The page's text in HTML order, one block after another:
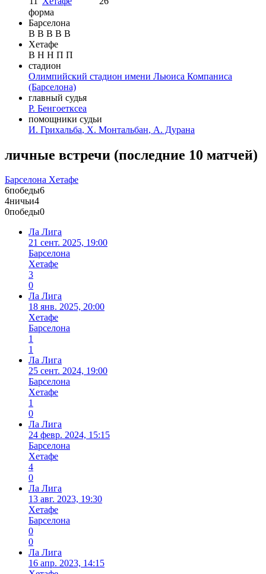
форма
Барселона
В В В В В
Хетафе
В Н Н П П
стадион
Олимпийский стадион имени Льюиса Компаниса
(Барселона)
главный судья
Р. Бенгоетксеа
помощники судьи
И. Грихальба, Х. Монтальбан, А. Дурана
личные встречи (последние 10 матчей)
Барселона Хетафе
6победы6
4ничьи4
0победы0
Ла Лига
21 сент. 2025, 19:00
Барселона
Хетафе
3
0
Ла Лига
18 янв. 2025, 20:00
Хетафе
Барселона
1
1
Ла Лига
25 сент. 2024, 19:00
Барселона
Хетафе
1
0
Ла Лига
24 февр. 2024, 15:15
Барселона
Хетафе
4
0
Ла Лига
13 авг. 2023, 19:30
Хетафе
Барселона
0
0
Ла Лига
16 апр. 2023, 14:15